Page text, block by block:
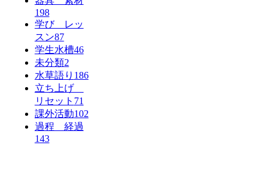
198
学び レッ
スン87
学生水槽46
未分類2
水草語り 186
立ち上げ
リセット 71
課外活動102
過程 経過
143